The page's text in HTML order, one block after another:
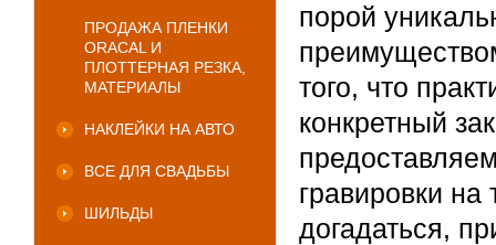
ПРОДАЖА ПЛЕНКИ
ORACAL И
ПЛОТТЕРНАЯ РЕЗКА,
МАТЕРИАЛЫ
НАКЛЕЙКИ НА АВТО
ВСЕ ДЛЯ СВАДЬБЫ
ШИЛЬДЫ
порой
того, что
конкретный
гравировки
догадаться,